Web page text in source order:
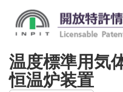
温度標準用気
恒温炉装置